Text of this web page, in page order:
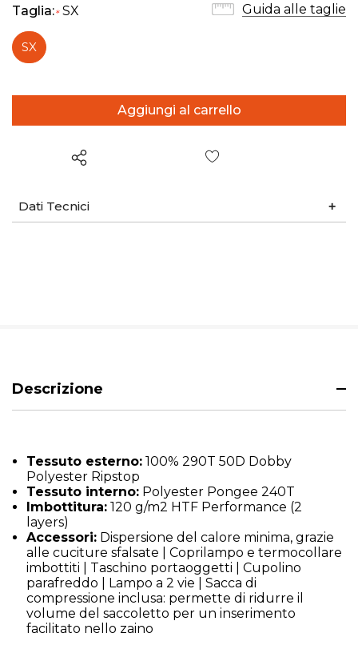
Guida alle taglie
Taglia:* SX
SX
Dati Tecnici
Descrizione
Tessuto esterno: 100% 290T 50D Dobby
Polyester Ripstop
Tessuto interno: Polyester Pongee 240T
Imbottitura: 120 g/m2 HTF Performance (2
layers)
Accessori: Dispersione del calore minima, grazie
alle cuciture sfalsate | Coprilampo e termocollare
imbottiti | Taschino portaoggetti | Cupolino
parafreddo | Lampo a 2 vie | Sacca di
compressione inclusa: permette di ridurre il
volume del saccoletto per un inserimento
facilitato nello zaino